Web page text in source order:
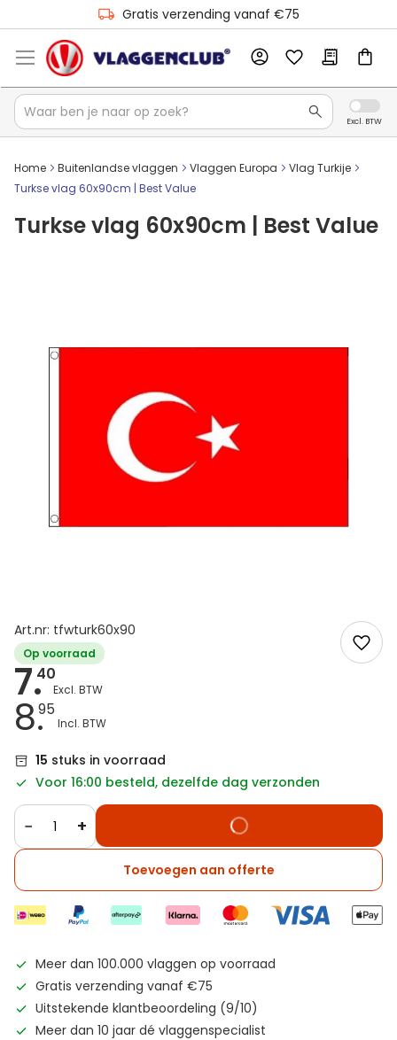
Gratis verzending vanaf €75
Home Buitenlandse vlaggen Vlaggen Europa
Vlag Turkije
Turkse vlag 60x90cm | Best Value
Turkse vlag 60x90cm | Best Value
Art.nr: tfwturk60x90
Op voorraad
7.40
8.95
15 stuks in voorraad
Voor 16:00 besteld, dezelfde dag verzonden
− +
Toevoegen aan offerte
Meer dan 100.000 vlaggen op voorraad
Gratis verzending vanaf €75
Uitstekende klantbeoordeling (9/10)
Meer dan 10 jaar dé vlaggenspecialist